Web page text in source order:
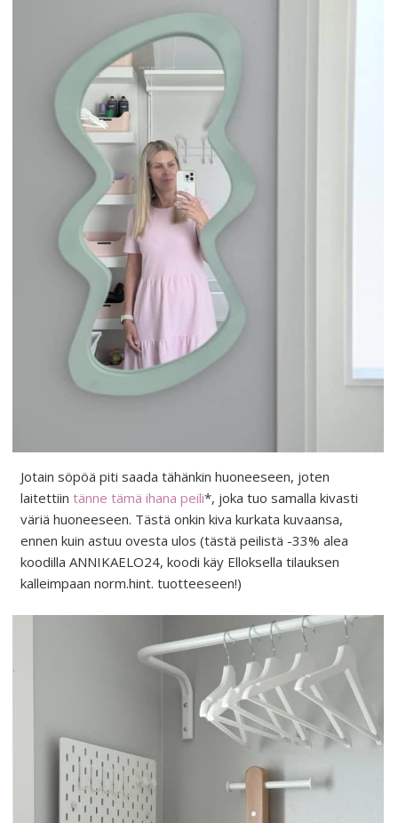
Jotain söpöä piti saada tähänkin huoneeseen, joten
laitettiin tänne tämä ihana peili*, joka tuo samalla kivasti
väriä huoneeseen. Tästä onkin kiva kurkata kuvaansa,
ennen kuin astuu ovesta ulos (tästä peilistä -33% alea
koodilla ANNIKAELO24, koodi käy Elloksella tilauksen
kalleimpaan norm.hint. tuotteeseen!)